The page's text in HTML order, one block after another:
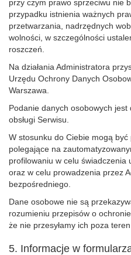
przy czym prawo sprzeciwu nie
przypadku istnienia ważnych
przetwarzania, nadrzędnych
wolności, w szczególności
roszczeń.
Na działania Administratora
Urzędu Ochrony Danych
Warszawa.
Podanie danych osobowych
obsługi Serwisu.
W stosunku do Ciebie mogą
polegające na
profilowaniu w celu świadczenia
oraz w celu prowadzenia przez
bezpośredniego.
Dane osobowe nie są
rozumieniu przepisów o
że nie przesyłamy ich poza
5. Informacje w